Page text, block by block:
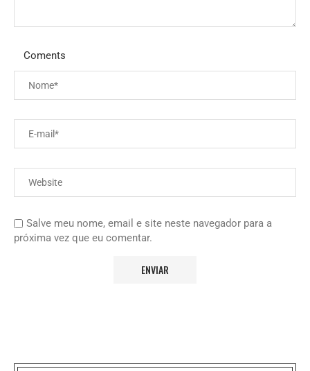
Coments
Salve meu nome, email e site neste navegador para a
próxima vez que eu comentar.